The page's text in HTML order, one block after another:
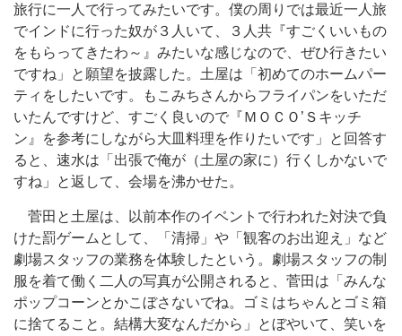
旅行に一人で行ってみたいです。僕の周りでは最近一人旅
でインドに行った奴が３人いて、３人共『すごくいいもの
をもらってきたわ～』みたいな感じなので、ぜひ行きたい
ですね」と願望を披露した。土屋は「初めてのホームパー
ティをしたいです。もこみちさんからフライパンをいただ
いたんですけど、すごく良いので『ＭＯＣＯ’Ｓキッチ
ン』を参考にしながら大皿料理を作りたいです」と回答す
ると、速水は「出張で俺が（土屋の家に）行くしかないで
すね」と返して、会場を沸かせた。
菅田と土屋は、以前本作のイベントで行われた対決で負
けた罰ゲームとして、「清掃」や「観客のお出迎え」など
劇場スタッフの業務を体験したという。劇場スタッフの制
服を着て働く二人の写真が公開されると、菅田は「みんな
ポップコーンとかこぼさないでね。ゴミはちゃんとゴミ箱
に捨てること。結構大変なんだから」とぼやいて、笑いを